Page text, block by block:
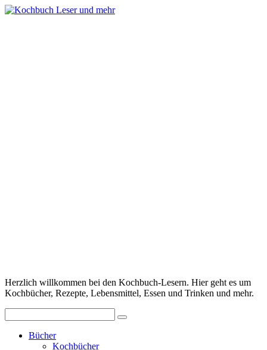
Herzlich willkommen bei den Kochbuch-Lesern. Hier geht es um
Kochbücher, Rezepte, Lebensmittel, Essen und Trinken und mehr.
Bücher
Kochbücher